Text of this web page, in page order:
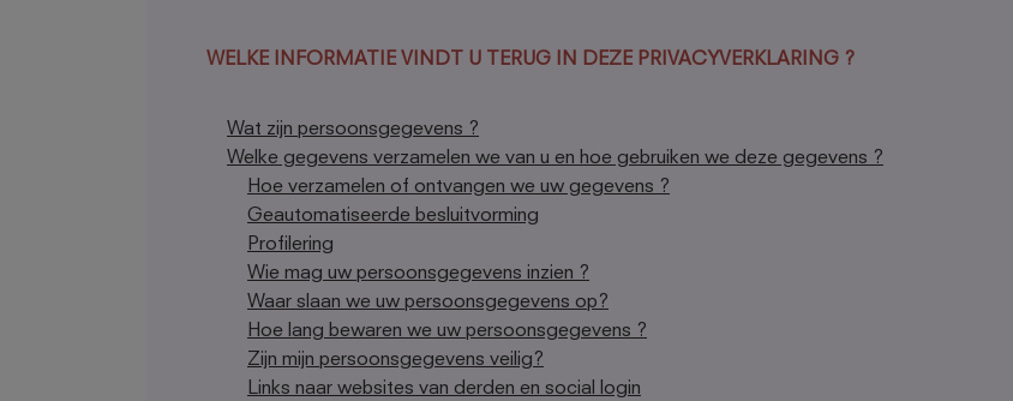
WELKE INFORMATIE VINDT U TERUG IN DEZE PRIVACYVERKLARING ?
Wat zijn persoonsgegevens ?
Welke gegevens verzamelen we van u en hoe gebruiken we deze gegevens ?
Hoe verzamelen of ontvangen we uw gegevens ?
Geautomatiseerde besluitvorming
Profilering
Wie mag uw persoonsgegevens inzien ?
Waar slaan we uw persoonsgegevens op?
Hoe lang bewaren we uw persoonsgegevens ?
Zijn mijn persoonsgegevens veilig?
Links naar websites van derden en social login